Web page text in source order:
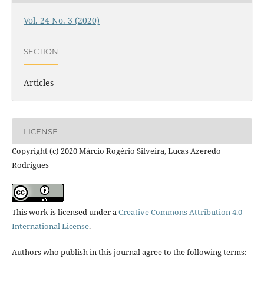
Vol. 24 No. 3 (2020)
SECTION
Articles
LICENSE
Copyright (c) 2020 Márcio Rogério Silveira, Lucas Azeredo
Rodrigues
This work is licensed under aCreative Commons Attribution 4.0
International License.
Authors who publish in this journal agree to the following terms: